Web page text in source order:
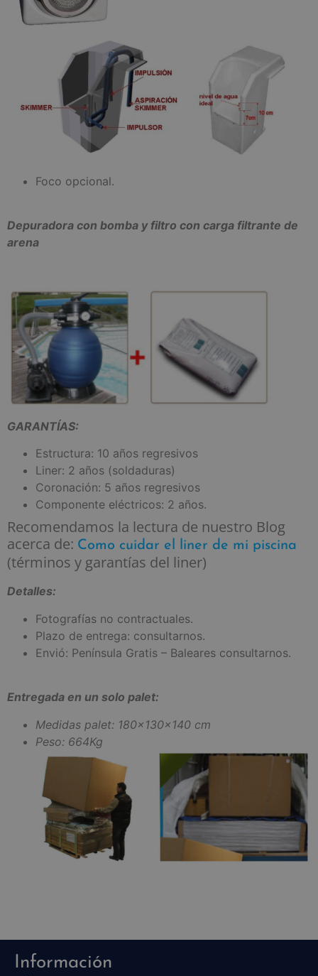
Foco opcional.
Depuradora con bomba y filtro con carga filtrante de
arena
GARANTÍAS:
Estructura: 10 años regresivos
Liner: 2 años (soldaduras)
Coronación: 5 años regresivos
Componente eléctricos: 2 años.
Recomendamos la lectura de nuestro Blog
acerca de: Como cuidar el liner de mi piscina
(términos y garantías del liner)
Detalles:
Fotografías no contractuales.
Plazo de entrega: consultarnos.
Envió: Península Gratis – Baleares consultarnos.
Entregada en un solo palet:
Medidas palet: 180x130x140 cm
Peso: 664Kg
Información